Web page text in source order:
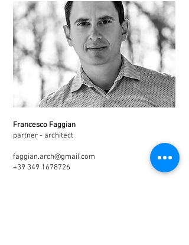
Francesco Faggian
partner - architect
faggian.arch@gmail.com
+39 349 1678726